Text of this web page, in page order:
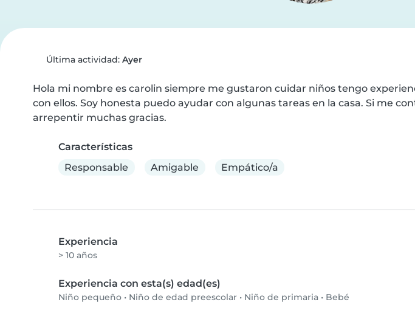
Última actividad: Ayer
Hola mi nombre es carolin siempre me gustaron cuidar niños tengo
con ellos. Soy honesta puedo ayudar con algunas tareas en la casa. Si me
arrepentir muchas gracias.
Características
Responsable
Amigable Empático/a
Experiencia
> 10 años
Experiencia con esta(s) edad(es)
Niño pequeño • Niño de edad preescolar • Niño de primaria • Bebé